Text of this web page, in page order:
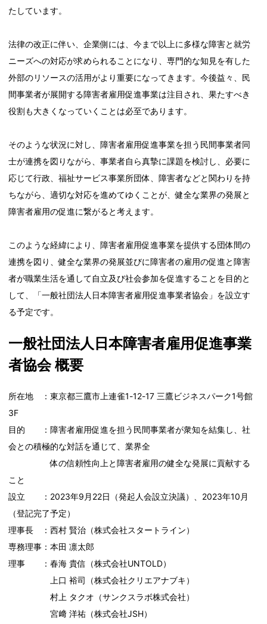
たしています。
法律の改正に伴い、企業側には、今まで以上に多様な障害と就労
ニーズへの対応が求められることになり、専門的な知見を有した
外部のリソースの活用がより重要になってきます。今後益々、民
間事業者が展開する障害者雇用促進事業は注目され、果たすべき
役割も大きくなっていくことは必至であります。
そのような状況に対し、障害者雇用促進事業を担う民間事業者同
士が連携を図りながら、事業者自ら真摯に課題を検討し、必要に
応じて行政、福祉サービス事業所団体、障害者などと関わりを持
ちながら、適切な対応を進めてゆくことが、健全な業界の発展と
障害者雇用の促進に繋がると考えます。
このような経緯により、障害者雇用促進事業を提供する団体間の
連携を図り、健全な業界の発展並びに障害者の雇用の促進と障害
者が職業生活を通して自立及び社会参加を促進することを目的と
して、「一般社団法人日本障害者雇用促進事業者協会」を設立す
る予定です。
一般社団法人日本障害者雇用促進事業
者協会 概要
所在地 ：東京都三鷹市上連雀1-12-17 三鷹ビジネスパーク1号館
3F
目的 ：障害者雇用促進を担う民間事業者が衆知を結集し、社
会との積極的な対話を通じて、業界全
体の信頼性向上と障害者雇用の健全な発展に貢献する
こと
設立 ：2023年9月22日（発起人会設立決議）、2023年10月
（登記完了予定）
理事長 ：西村 賢治（株式会社スタートライン）
専務理事：本田 凛太郎
理事 ：春海 貴信（株式会社UNTOLD）
上口 裕司（株式会社クリエアナブキ）
村上 タクオ（サンクスラボ株式会社）
宮﨑 洋祐（株式会社JSH）